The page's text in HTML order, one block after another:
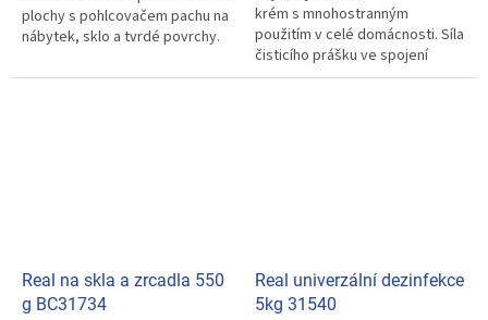
plochy s pohlcovačem pachu na
nábytek, sklo a tvrdé povrchy.
krém s mnohostranným
použitím v celé domácnosti. Síla
čisticího prášku ve spojení
s jemností krému si poradí i s
Real na skla a zrcadla 550
g BC31734
Real univerzální dezinfekce
5kg 31540